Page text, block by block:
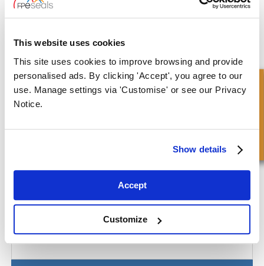
This website uses cookies
This site uses cookies to improve browsing and provide
personalised ads. By clicking 'Accept', you agree to our
use. Manage settings via 'Customise' or see our Privacy
Notice.
Show details
Accept
Customize
Geleiding - Verplaatsing
Snel onderzoek